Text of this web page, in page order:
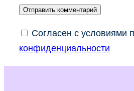
Согласен с условиями
конфиденциальности